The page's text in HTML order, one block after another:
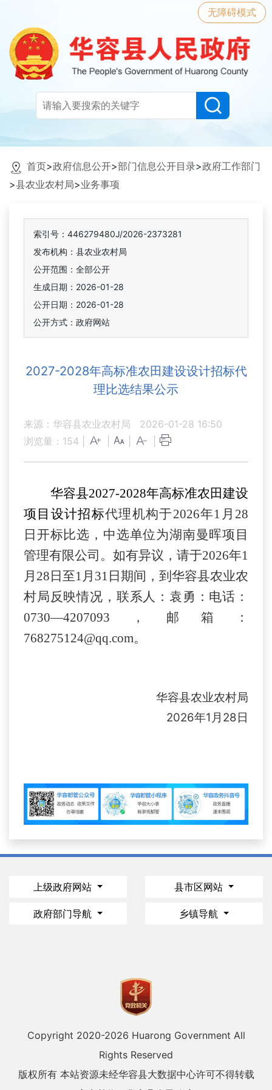
无障碍模式
首页>政府信息公开>部门信息公开目录>政府工作部门
>县农业农村局>业务事项
索引号：446279480J/2026-2373281
发布机构：县农业农村局
公开范围：全部公开
生成日期：2026-01-28
公开日期：2026-01-28
公开方式：政府网站
2027-2028年高标准农田建设设计招标代
理比选结果公示
来源：华容县农业农村局
2026-01-28 16:50
浏览量： 154
华容县2027-2028年高标准农田建设
项目 设计招标代理机构于2026年1月28
日开标比选，中选单位为湖南曼晖项目
管理有限公司。 如有异议，请于2026年1
月 28 日至1月31 日期间，到华容县农业农
村局反映情况，联系人：袁勇：电话：
0730—4207093，邮箱：
768275124@qq.com。
华容县农业农村局
2026年1 月 28 日
上级政府网站 县市区网站
政府部门导航 乡镇导航
Copyright 2020-2026 Huarong Government All
Rights Reserved
版权所有 本站资源未经华容县大数据中心许可不得转载